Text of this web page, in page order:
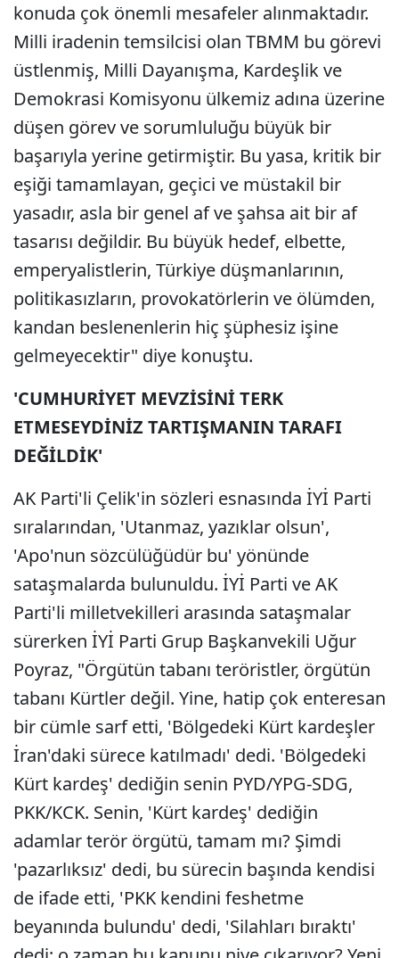
konuda çok önemli mesafeler alınmaktadır.
Milli iradenin temsilcisi olan TBMM bu görevi
üstlenmiş, Milli Dayanışma, Kardeşlik ve
Demokrasi Komisyonu ülkemiz adına üzerine
düşen görev ve sorumluluğu büyük bir
başarıyla yerine getirmiştir. Bu yasa, kritik bir
eşiği tamamlayan, geçici ve müstakil bir
yasadır, asla bir genel af ve şahsa ait bir af
tasarısı değildir. Bu büyük hedef, elbette,
emperyalistlerin, Türkiye düşmanlarının,
politikasızların, provokatörlerin ve ölümden,
kandan beslenenlerin hiç şüphesiz işine
gelmeyecektir" diye konuştu.
'CUMHURİYET MEVZİSİNİ TERK
ETMESEYDİNİZ TARTIŞMANIN TARAFI
DEĞİLDİK'
AK Parti'li Çelik'in sözleri esnasında İYİ Parti
sıralarından, 'Utanmaz, yazıklar olsun',
'Apo'nun sözcülüğüdür bu' yönünde
sataşmalarda bulunuldu. İYİ Parti ve AK
Parti'li milletvekilleri arasında sataşmalar
sürerken İYİ Parti Grup Başkanvekili Uğur
Poyraz, "Örgütün tabanı teröristler, örgütün
tabanı Kürtler değil. Yine, hatip çok enteresan
bir cümle sarf etti, 'Bölgedeki Kürt kardeşler
İran'daki sürece katılmadı' dedi. 'Bölgedeki
Kürt kardeş' dediğin senin PYD/YPG-SDG,
PKK/KCK. Senin, 'Kürt kardeş' dediğin
adamlar terör örgütü, tamam mı? Şimdi
'pazarlıksız' dedi, bu sürecin başında kendisi
de ifade etti, 'PKK kendini feshetme
beyanında bulundu' dedi, 'Silahları bıraktı'